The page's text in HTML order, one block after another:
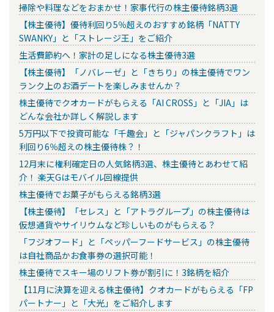
掃除や料理などをおまかせ！家事代行の株主優待銘柄3選
【株主優待】優待利回り5％超えのおすすめ銘柄「NATTY
SWANKY」と「ストレージ王」をご紹介
生活費節約へ！家計の足しになる株主優待3選
【株主優待】「ノバレーゼ」と「きちり」の株主優待でワン
ランク上のお酒デートを楽しみませんか？
株主優待でクオカードがもらえる「AI CROSS」と「JIA」は
どんな会社か詳しく解説します
5万円以下で投資可能な「千趣会」と「ジャパンクラフト」は
利回り6％超えの株主優待株？！
12月末に権利確定日の人気銘柄3選、株主優待とあわせて紹
介！ 楽天Gはモバイル回線提供
株主優待でお菓子がもらえる銘柄3選
【株主優待】「セレス」と「アトラグループ」の株主優待は
仮想通貨やサイリウムなど珍しいものがもらえる？
「フジオフード」と「ペッパーフードサービス」の株主優待
は自社商品かお食事券の選択可能！
株主優待でスキー場のリフト券が割引に！3銘柄を紹介
【11月に決算を迎える株主優待】クオカードがもらえる「FP
パートナー」と「大光」をご紹介します